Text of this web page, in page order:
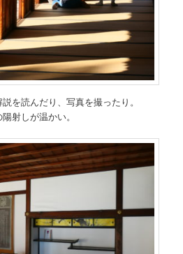
を読んだり、写真を撮ったり。
射しが温かい。